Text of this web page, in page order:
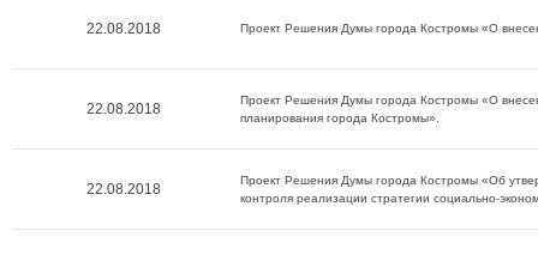
22.08.2018 Проект Решения Думы города Костромы «О
22.08.2018
Проект Решения Думы города Костромы «О
планирования города Костромы».
22.08.2018
Проект Решения Думы города Костромы «Об
контроля реализации стратегии социально-